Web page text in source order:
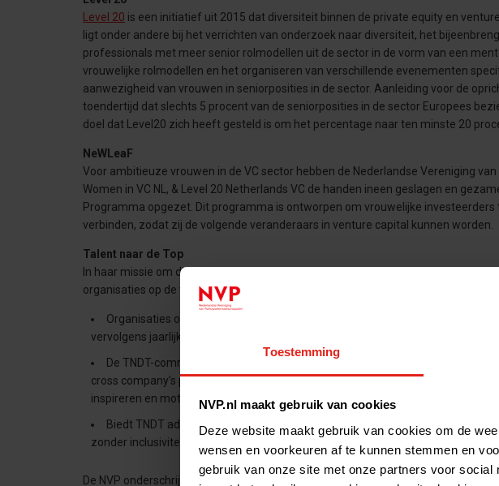
Toestemming
NVP.nl maakt gebruik van cookies
Deze website maakt gebruik van cookies om de
wensen en voorkeuren af te kunnen stemmen en
gebruik van onze site met onze partners voor
Level 20 is een initiatief uit 2015 dat diversiteit binnen de private equity en
ligt onder andere bij het verrichten van onderzoek naar diversiteit, het
professionals met meer senior rolmodellen uit de sector in de vorm van een
vrouwelijke rolmodellen en het organiseren van verschillende evenementen
aanwezigheid van vrouwen in seniorposities in de sector. Aanleiding voor de
toendertijd dat slechts 5 procent van de seniorposities in de sector Europees
doel dat Level20 zich heeft gesteld is om het percentage naar ten minste 20
NeWLeaF
Voor ambitieuze vrouwen in de VC sector hebben de Nederlandse Vereniging
Women in VC NL, & Level 20 Netherlands VC de handen ineen geslagen en
Programma opgezet. Dit programma is ontworpen om vrouwelijke
verbinden, zodat zij de volgende veranderaars in venture capital kunnen worden.
Talent naar de Top
In haar missie om diversiteit en inclusiviteit in de top de norm te maken,
organisaties op de volgende drie manieren:
Organisaties ondertekenen het Charter Talent waarin zij hun commitment en
vervolgens jaarlijks op voortgang worden gemonitord,
De TNDT-community – bestaande uit organisaties die het Charter Talent
cross company’s programma’s en bijeenkomsten die door TNDT worden
inspireren en motiveren en tot slot
Biedt TNDT advies en training gericht op het versterken van inclusief
zonder inclusiviteit”.
De NVP onderschrijft het belang van initiatieven zoals TNDT en nodigt je uit de